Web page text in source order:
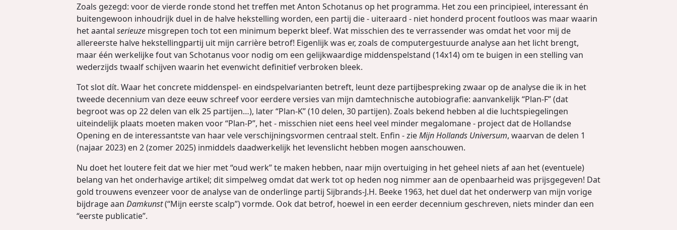
Zoals gezegd: voor de vierde ronde stond het treffen met Anton Schotanus op het programma. Het zou een principieel, interessant én
buitengewoon inhoudrijk duel in de halve hekstelling worden, een partij die - uiteraard - niet honderd procent foutloos was maar waarin
het aantal serieuze misgrepen toch tot een minimum beperkt bleef. Wat misschien des te verrassender was omdat het voor mij de
allereerste halve hekstellingpartij uit mijn carrière betrof! Eigenlijk was er, zoals de computergestuurde analyse aan het licht brengt,
maar één werkelijke fout van Schotanus voor nodig om een gelijkwaardige middenspelstand (14x14) om te buigen in een stelling van
wederzijds twaalf schijven waarin het evenwicht definitief verbroken bleek.
Tot slot dít. Waar het concrete middenspel- en eindspelvarianten betreft, leunt deze partijbespreking zwaar op de analyse die ik in het
tweede decennium van deze eeuw schreef voor eerdere versies van mijn damtechnische autobiografie: aanvankelijk “Plan-F” (dat
begroot was op 22 delen van elk 25 partijen…), later “Plan-K” (10 delen, 30 partijen). Zoals bekend hebben al die luchtspiegelingen
uiteindelijk plaats moeten maken voor “Plan-P”, het - misschien niet eens heel veel minder megalomane - project dat de Hollandse
Opening en de interessantste van haar vele verschijningsvormen centraal stelt. Enfin - zieMijn Hollands Universum, waarvan de delen 1
(najaar 2023) en 2 (zomer 2025) inmiddels daadwerkelijk het levenslicht hebben mogen aanschouwen.
Nu doet het loutere feit dat we hier met “oud werk” te maken hebben, naar mijn overtuiging in het geheel niets af aan het (eventuele)
belang van het onderhavige artikel; dit simpelweg omdat dat werk tot op heden nog nimmer aan de openbaarheid was prijsgegeven! Dat
gold trouwens evenzeer voor de analyse van de onderlinge partij Sijbrands-J.H. Beeke 1963, het duel dat het onderwerp van mijn vorige
bijdrage aan Damkunst(“Mijn eerste scalp”) vormde. Ook dat betrof, hoewel in een eerder decennium geschreven, niets minder dan een
“eerste publicatie”.